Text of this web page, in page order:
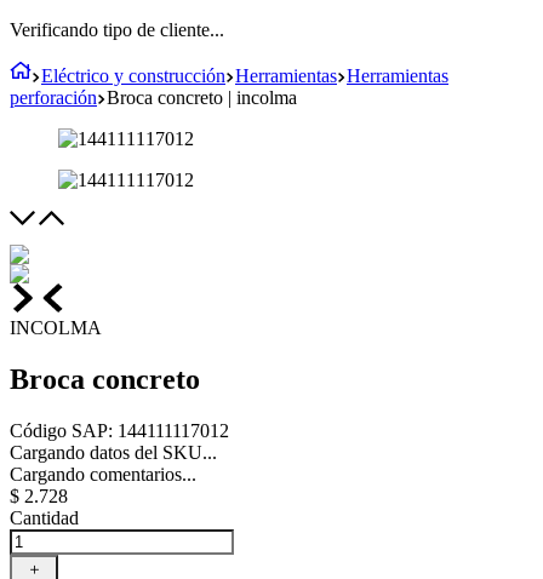
Verificando tipo de cliente...
Eléctrico y construcción Herramientas Herramientas
perforación Broca concreto | incolma
INCOLMA
Broca concreto
Código SAP: 144111117012
Cargando datos del SKU...
Cargando comentarios...
$ 2.728
Cantidad
＋